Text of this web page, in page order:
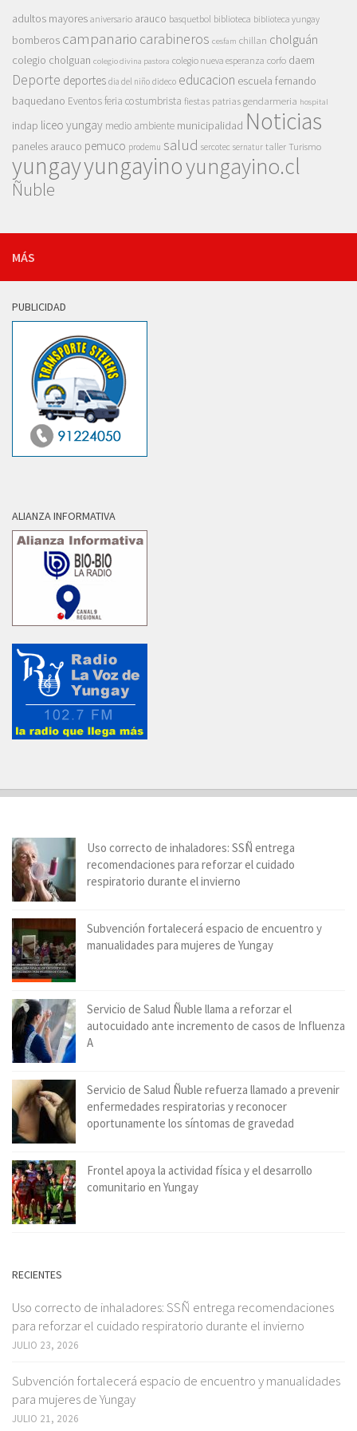
adultos mayores aniversario arauco basquetbol biblioteca biblioteca yungay
bomberos campanario carabineros cesfam chillan cholguán
colegio cholguan colegio divina pastora colegio nueva esperanza corfo daem
Deporte deportes dia del niño dideco educacion escuela fernando
baquedano Eventosferia costumbrista fiestas patrias gendarmeria hospital
indap liceo yungay medio ambiente municipalidad Noticias
paneles arauco pemuco prodemu salud sercotec sernatur taller Turismo
yungayyungayinoyungayino.cl
Ñuble
MÁS
PUBLICIDAD
ALIANZA INFORMATIVA
Uso correcto de inhaladores: SSÑ entrega
recomendaciones para reforzar el cuidado
respiratorio durante el invierno
Subvención fortalecerá espacio de encuentro y
manualidades para mujeres de Yungay
Servicio de Salud Ñuble llama a reforzar el
autocuidado ante incremento de casos de Influenza
A
Servicio de Salud Ñuble refuerza llamado a prevenir
enfermedades respiratorias y reconocer
oportunamente los síntomas de gravedad
Frontel apoya la actividad física y el desarrollo
comunitario en Yungay
RECIENTES
Uso correcto de inhaladores: SSÑ entrega recomendaciones
para reforzar el cuidado respiratorio durante el invierno
JULIO 23, 2026
Subvención fortalecerá espacio de encuentro y manualidades
para mujeres de Yungay
JULIO 21, 2026